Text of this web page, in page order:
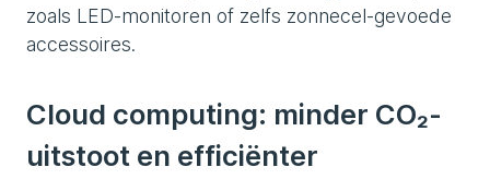
zoals LED-monitoren of zelfs zonnecel-gevoede
accessoires.
Cloud computing: minder CO₂-
uitstoot en efficiënter